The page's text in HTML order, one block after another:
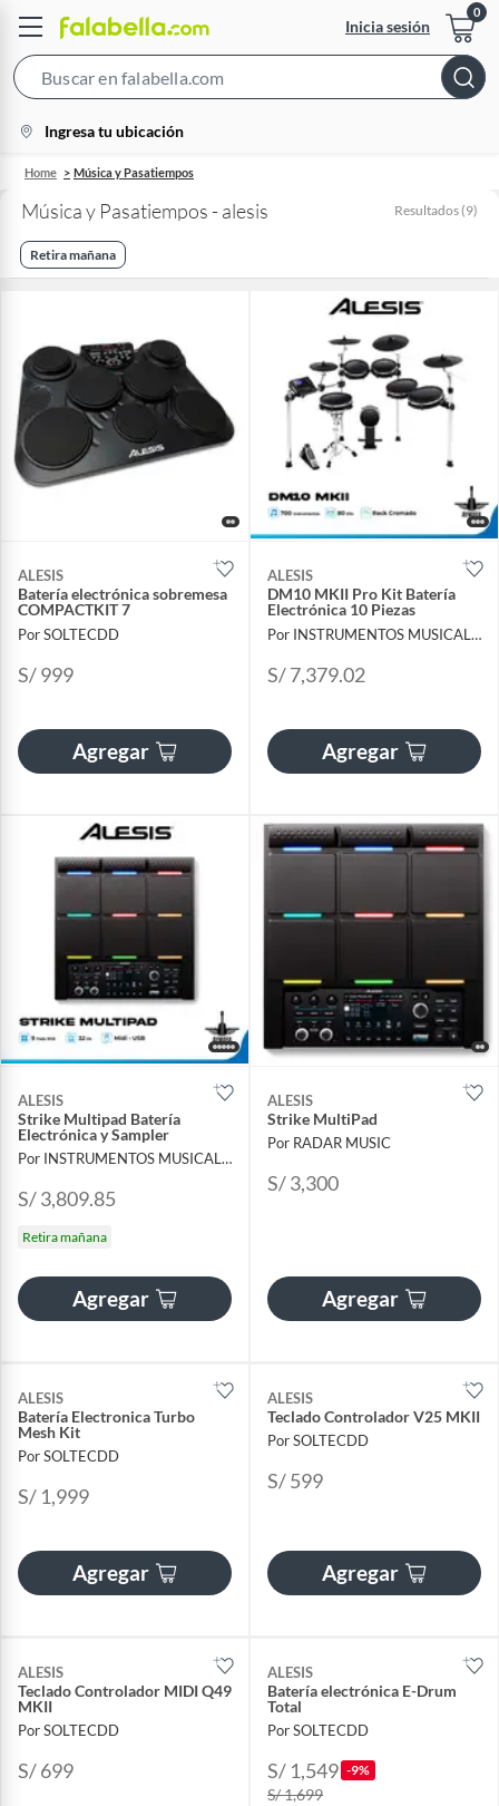
Inicia sesión
Bar
location-
icon
Ingresa tu ubicación
Home Música y Pasatiempos
Música y Pasatiempos - alesis Resultados (9)
Retira mañana
ALESIS
Batería electrónica sobremesa
COMPACTKIT 7
Por SOLTECDD
S/ 999
Agregar
ALESIS
DM10 MKII Pro Kit Batería
Electrónica 10 Piezas
Por INSTRUMENTOS MUSICALES AYMARA
S/ 7,379.02
Agregar
ALESIS
Strike Multipad Batería
Electrónica y Sampler
Por INSTRUMENTOS MUSICALES AYMARA
S/ 3,809.85
Retira mañana
Agregar
ALESIS
Strike MultiPad
Por RADAR MUSIC
S/ 3,300
Agregar
ALESIS
Batería Electronica Turbo
Mesh Kit
Por SOLTECDD
S/ 1,999
Agregar
ALESIS
Teclado Controlador V25 MKII
Por SOLTECDD
S/ 599
Agregar
ALESIS
Teclado Controlador MIDI Q49
MKII
Por SOLTECDD
S/ 699
ALESIS
Batería electrónica E-Drum
Total
Por SOLTECDD
S/ 1,549 -9%
S/ 1,699